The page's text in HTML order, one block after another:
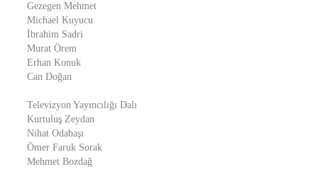
Gezegen Mehmet
Michael Kuyucu
İbrahim Sadri
Murat Örem
Erhan Konuk
Can Doğan
Televizyon Yayıncılığı Dalı
Kurtuluş Zeydan
Nihat Odabaşı
Ömer Faruk Sorak
Mehmet Bozdağ